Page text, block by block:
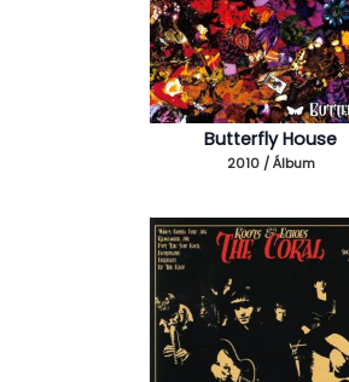
Butterfly House
2010 / Álbum